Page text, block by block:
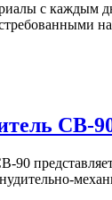
с каждым
на
СВ-
90